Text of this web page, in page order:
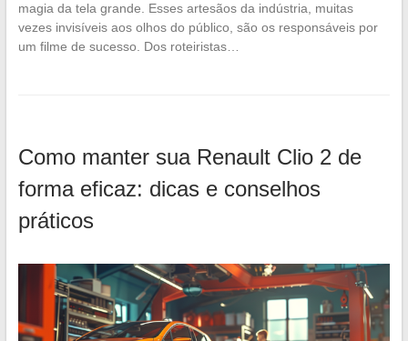
magia da tela grande. Esses artesãos da indústria, muitas
vezes invisíveis aos olhos do público, são os responsáveis por
um filme de sucesso. Dos roteiristas…
Como manter sua Renault Clio 2 de
forma eficaz: dicas e conselhos
práticos